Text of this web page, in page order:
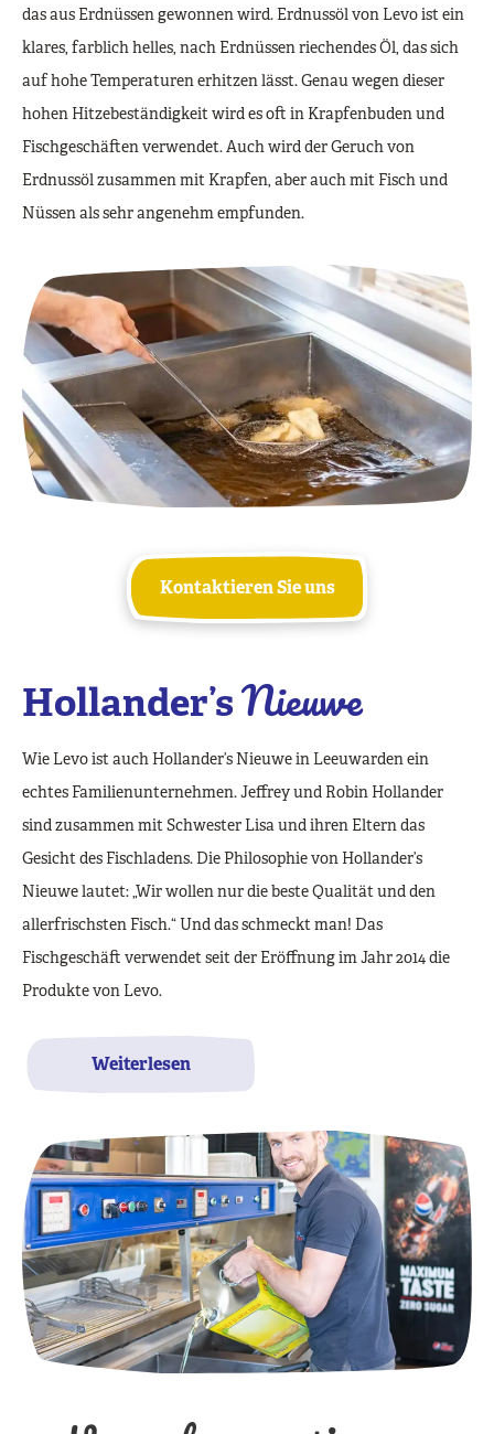
das aus Erdnüssen gewonnen wird. Erdnussöl von Levo ist ein
klares, farblich helles, nach Erdnüssen riechendes Öl, das sich
auf hohe Temperaturen erhitzen lässt. Genau wegen dieser
hohen Hitzebeständigkeit wird es oft in Krapfenbuden und
Fischgeschäften verwendet. Auch wird der Geruch von
Erdnussöl zusammen mit Krapfen, aber auch mit Fisch und
Nüssen als sehr angenehm empfunden.
Kontaktieren Sie uns
Hollander’sNieuwe
Wie Levo ist auch Hollander’s Nieuwe in Leeuwarden ein
echtes Familienunternehmen. Jeffrey und Robin Hollander
sind zusammen mit Schwester Lisa und ihren Eltern das
Gesicht des Fischladens. Die Philosophie von Hollander’s
Nieuwe lautet: „Wir wollen nur die beste Qualität und den
allerfrischsten Fisch.“ Und das schmeckt man! Das
Fischgeschäft verwendet seit der Eröffnung im Jahr 2014 die
Produkte von Levo.
Weiterlesen